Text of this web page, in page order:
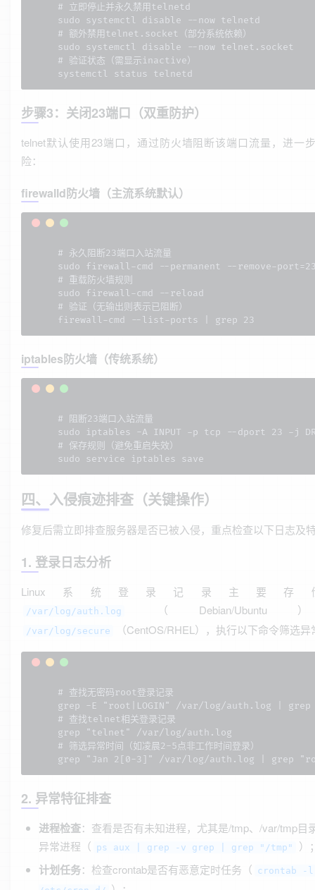
# 立即停止并永久禁用telnetd
sudo systemctl disable --now telnetd
# 额外禁用telnet.socket（部分系统依赖）
sudo systemctl disable --now telnet.socket
# 验证状态（需显示inactive）
systemctl status telnetd
步骤3：关闭23端口（双重防护）
telnet默认使用23端口，通过防火墙阻断该端口流量，进一
险：
firewalld防火墙（主流系统默认）
# 永久阻断23端口入站流量
sudo firewall-cmd --permanent --remove-
# 重载防火墙规则
sudo firewall-cmd --reload
# 验证（无输出则表示已阻断）
firewall-cmd --list-ports | grep 23
iptables防火墙（传统系统）
# 阻断23端口入站流量
sudo iptables -A INPUT -p tcp --dport 23 -j
# 保存规则（避免重启失效）
sudo service iptables save
四、入侵痕迹排查（关键操作）
修复后需立即排查服务器是否已被入侵，重点检查以下日志及
1. 登录日志分析
Linux系统登录记录主要存
/var/log/auth.log （Debian/Ubuntu
/var/log/secure （CentOS/RHEL），执行以下命令筛选异
# 查找无密码root登录记录
grep -E "root|LOGIN" /var/log/auth.log | grep
# 查找telnet相关登录记录
grep "telnet" /var/log/auth.log
# 筛选异常时间（如凌晨2-5点非工作时间登录）
grep "Jan 2[0-3]" /var/log/auth.log | grep
2. 异常特征排查
进程检查：查看是否有未知进程，尤其是/tmp、/var/tmp目
异常进程（ ps aux | grep -v grep | grep "/tmp" ）
计划任务：检查crontab是否有恶意定时任务（ crontab -l